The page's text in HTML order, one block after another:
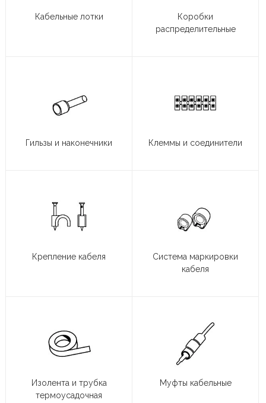
Кабельные лотки
Коробки
распределительные
Гильзы и наконечники Клеммы и соединители
Крепление кабеля
Система маркировки
кабеля
Изолента и трубка
термоусадочная
Муфты кабельные